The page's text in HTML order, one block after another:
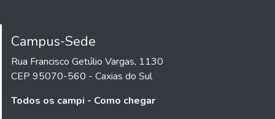
Campus-Sede
Rua Francisco Getúlio Vargas, 1130
CEP 95070-560 - Caxias do Sul
Todos os campi - Como chegar